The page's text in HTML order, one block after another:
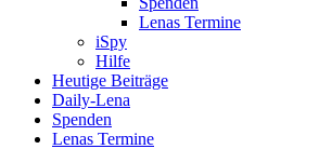
Lenas Termine
iSpy
Hilfe
Heutige Beiträge
Daily-Lena
Spenden
Lenas Termine